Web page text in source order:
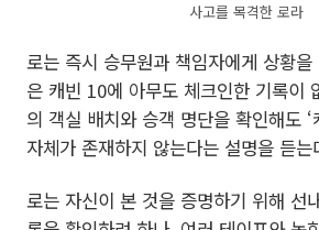
사고를 목격한 로라
로는 즉시 승무원과 책임자에게 상황
은 캐빈 10에 아무도 체크인한 기록이
의 객실 배치와 승객 명단을 확인해도
자체가 존재하지 않는다는 설명을 듣는
로는 자신이 본 것을 증명하기 위해 선